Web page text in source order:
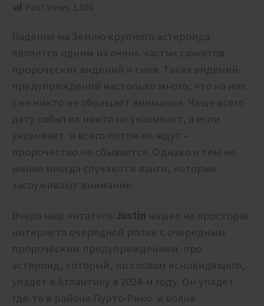
Post Views: 1,500
Падение на Землю крупного астероида
является одним из очень частых сюжетов
пророческих видений и снов. Таких видений-
предупреждений настолько много, что на них
уже никто не обращает внимания. Чаще всего
дату события никто не указывает, а если
указывает и всего потом ее ждут –
пророчество не сбывается. Однако и тем не
менее иногда случаются ванги, которые
заслуживают внимания.
Вчера наш читатель Justin нашел на просторах
интернета очередной ролик с очередным
пророческим предупреждением про
астероид, который, по словам ясновидящего,
упадет в Атлантику в 2024-м году. Он упадет
где-то в районе Пурто-Рико и волна